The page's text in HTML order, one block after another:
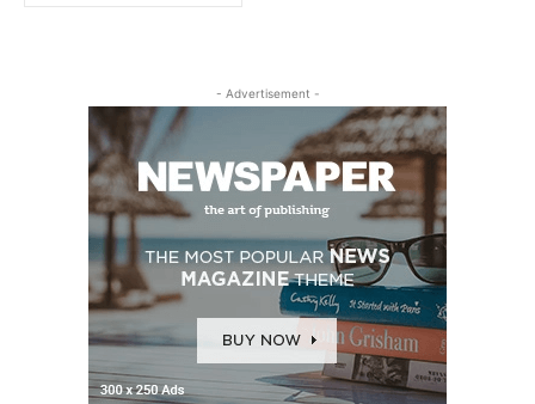
- Advertisement -